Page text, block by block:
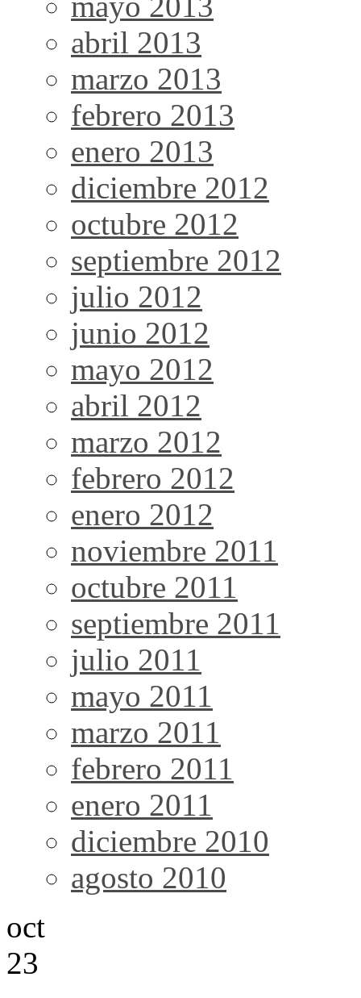
abril 2013
marzo 2013
febrero 2013
enero 2013
diciembre 2012
octubre 2012
septiembre 2012
julio 2012
junio 2012
mayo 2012
abril 2012
marzo 2012
febrero 2012
enero 2012
noviembre 2011
octubre 2011
septiembre 2011
julio 2011
mayo 2011
marzo 2011
febrero 2011
enero 2011
diciembre 2010
agosto 2010
oct
23